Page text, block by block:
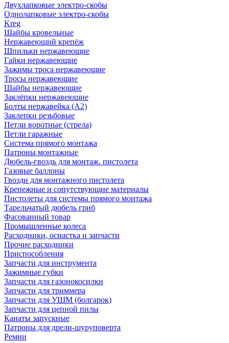
Двухлапковые электро-скобы
Однолапковые электро-скобы
Kreg
Шайбы кровельные
Нержавеющий крепёж
Шпильки нержавеющие
Гайки нержавеющие
Зажимы троса нержавеющие
Тросы нержавеющие
Шайбы нержавеющие
Заклёпки нержавеющие
Болты нержавейка (А2)
Заклепки резьбовые
Петли воротные (стрела)
Петли гаражные
Система прямого монтажа
Патроны монтажные
Дюбель-гвоздь для монтаж. пистолета
Газовые баллоны
Гвозди для монтажного пистолета
Крепежные и сопутствующие материалы
Пистолеты для системы прямого монтажа
Тарельчатый дюбель гриб
Фасованный товар
Промышленные колеса
Расходники, оснастка и запчасти
Прочие расходники
Приспособления
Запчасти для инструмента
Зажимные губки
Запчасти для газонокосилки
Запчасти для триммера
Запчасти для УШМ (болгарок)
Запчасти для цепной пилы
Канаты запускные
Патроны для дрели-шуруповерта
Ремни